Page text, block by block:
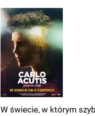
W świecie, w którym